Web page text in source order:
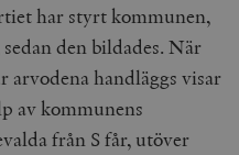
har styrt kommunen,
den bildades. När
arvodena handläggs visar
av kommunens
från S får, utöver